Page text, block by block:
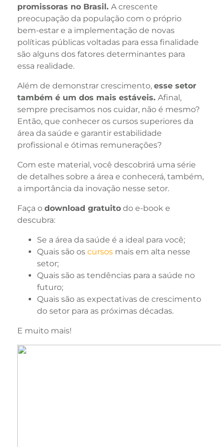
promissoras no Brasil. A crescente
preocupação da população com o próprio
bem-estar e a implementação de novas
políticas públicas voltadas para essa finalidade
são alguns dos fatores determinantes para
essa realidade.
Além de demonstrar crescimento, esse setor
também é um dos mais estáveis. Afinal,
sempre precisamos nos cuidar, não é mesmo?
Então, que conhecer os cursos superiores da
área da saúde e garantir estabilidade
profissional e ótimas remunerações?
Com este material, você descobrirá uma série
de detalhes sobre a área e conhecerá, também,
a importância da inovação nesse setor.
Faça o download gratuito do e-book e
descubra:
Se a área da saúde é a ideal para você;
Quais são os cursos mais em alta nesse
setor;
Quais são as tendências para a saúde no
futuro;
Quais são as expectativas de crescimento
do setor para as próximas décadas.
E muito mais!